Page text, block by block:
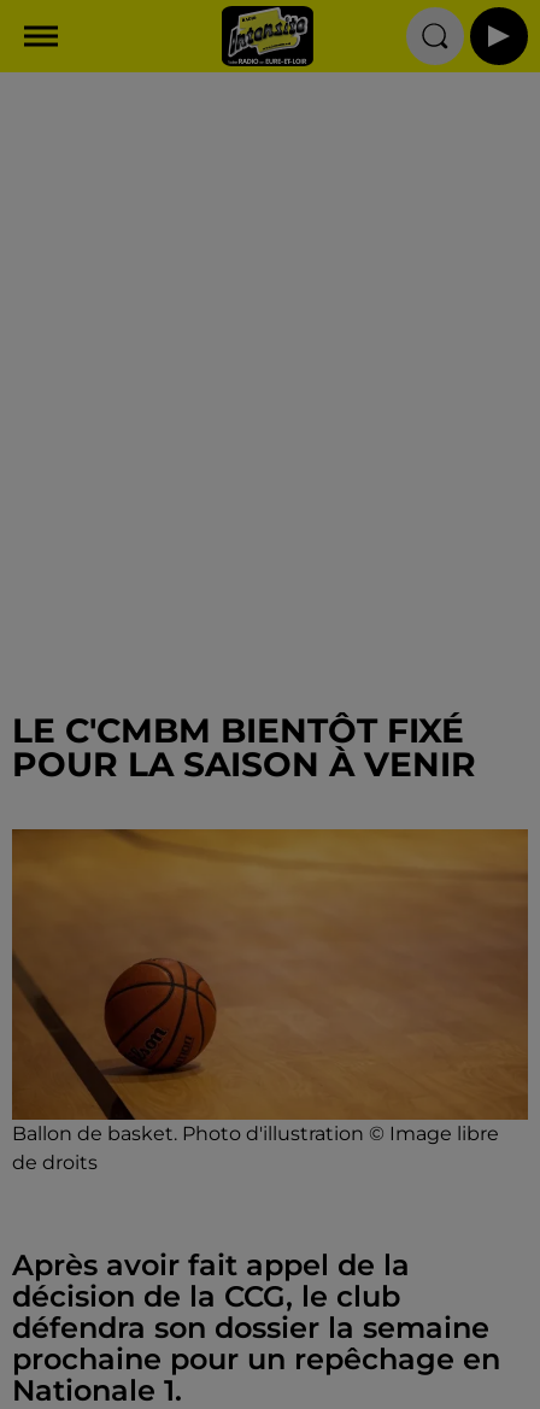
LE C'CMBM BIENTÔT FIXÉ
POUR LA SAISON À VENIR
Ballon de basket. Photo d'illustration © Image libre
de droits
Après avoir fait appel de la
décision de la CCG, le club
défendra son dossier la semaine
prochaine pour un repêchage en
Nationale 1.